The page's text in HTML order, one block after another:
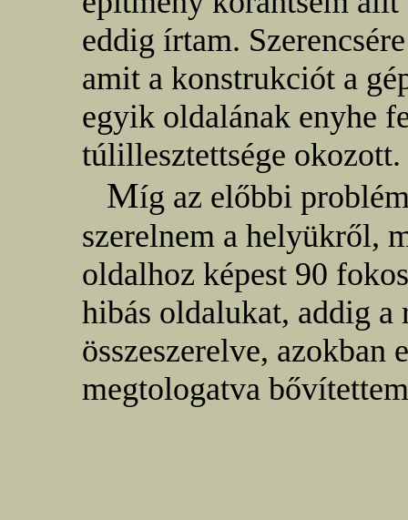
eddig írtam.
amit a konstrukciót a
egyik oldalának enyhe
túlillesztettsége okozott.
Míg az előbbi
szerelnem a helyükről,
oldalhoz képest 90
hibás oldalukat, addig a
összeszerelve, azokban
megtologatva